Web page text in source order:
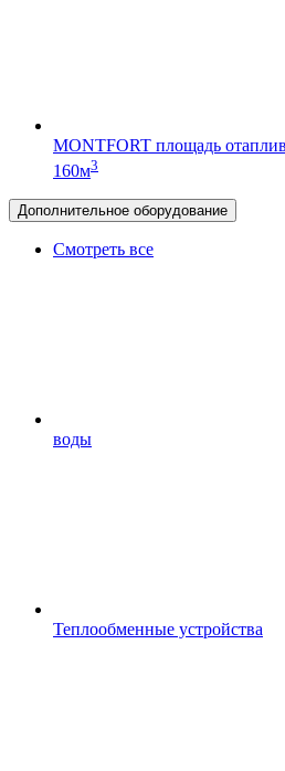
MONTFORT площадь
160м3
Дополнительное оборудование
Смотреть все
воды
Теплообменные устройства